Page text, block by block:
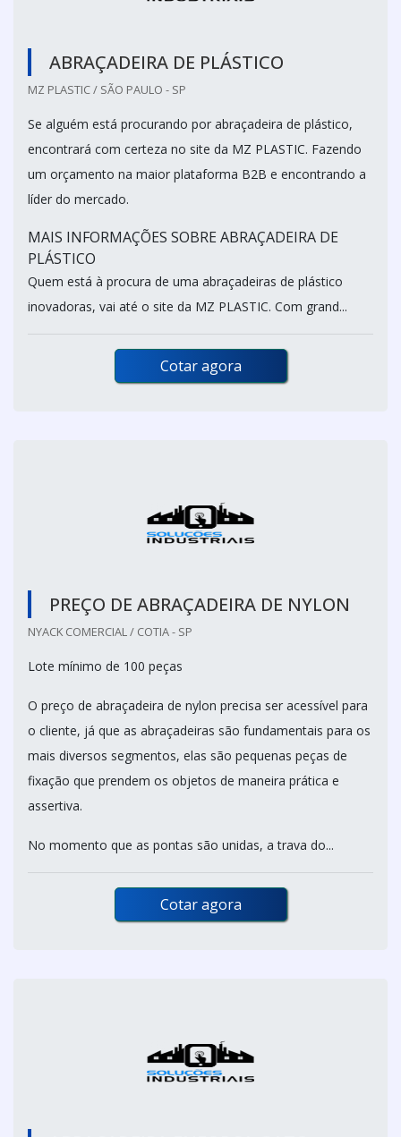
ABRAÇADEIRA DE PLÁSTICO
MZ PLASTIC / SÃO PAULO - SP
Se alguém está procurando por abraçadeira de plástico,
encontrará com certeza no site da MZ PLASTIC. Fazendo
um orçamento na maior plataforma B2B e encontrando a
líder do mercado.
MAIS INFORMAÇÕES SOBRE ABRAÇADEIRA DE
PLÁSTICO
Quem está à procura de uma abraçadeiras de plástico
inovadoras, vai até o site da MZ PLASTIC. Com grand...
Cotar agora
PREÇO DE ABRAÇADEIRA DE NYLON
NYACK COMERCIAL / COTIA - SP
Lote mínimo de 100 peças
O preço de abraçadeira de nylon precisa ser acessível para
o cliente, já que as abraçadeiras são fundamentais para os
mais diversos segmentos, elas são pequenas peças de
fixação que prendem os objetos de maneira prática e
assertiva.
No momento que as pontas são unidas, a trava do...
Cotar agora